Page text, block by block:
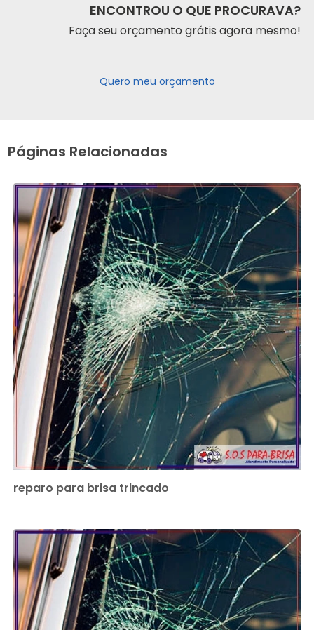
ENCONTROU O QUE PROCURAVA?
Faça seu orçamento grátis agora mesmo!
Quero meu orçamento
Páginas Relacionadas
reparo para brisa trincado